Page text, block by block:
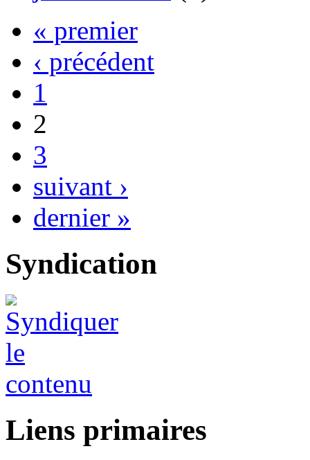
« premier
‹ précédent
1
2
3
suivant ›
dernier »
Syndication
Liens primaires